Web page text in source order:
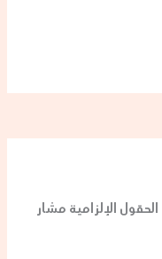
الحقول الإلزامية مشار